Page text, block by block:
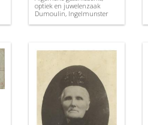
optiek en juwelenzaak
Dumoulin, Ingelmunster